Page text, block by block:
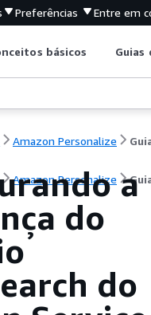
Preferências Entre em
básicos Guias
Amazon Personalize
Amazon Personalizea
do
do